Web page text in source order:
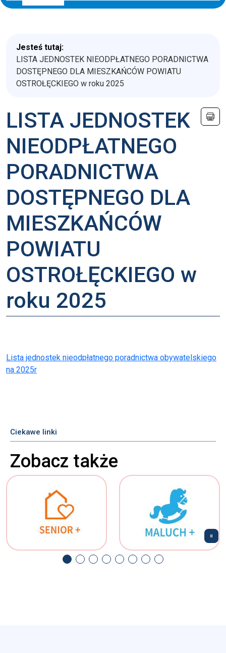
Jesteś tutaj:
LISTA JEDNOSTEK NIEODPŁATNEGO PORADNICTWA
DOSTĘPNEGO DLA MIESZKAŃCÓW POWIATU
OSTROŁĘCKIEGO w roku 2025
LISTA JEDNOSTEK
NIEODPŁATNEGO
PORADNICTWA
DOSTĘPNEGO DLA
MIESZKAŃCÓW
POWIATU
OSTROŁĘCKIEGO w
roku 2025
Lista jednostek nieodpłatnego poradnictwa obywatelskiego
na 2025r
Ciekawe linki
Zobacz także